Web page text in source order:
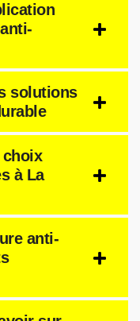
solutions
choix
à La
anti-